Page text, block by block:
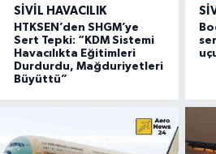
SIVIL HAVACILIK
HTKSEN’den SHGM’ye
Sert Tepki: “KDM Sistemi
Havacılıkta Eğitimleri
Durdurdu, Mağduriyetleri
Büyüttü”